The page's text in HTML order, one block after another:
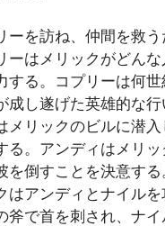
ーを訪ね、仲間を救
ーはメリックがどんな
する。コプリーは何世
成し遂げた英雄的な
メリックのビルに潜
る。アンディはメリ
を倒すことを決意す
はアンディとナイルを
斧で首を刺され、ナ